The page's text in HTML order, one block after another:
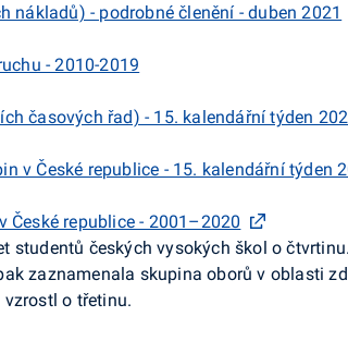
nákladů) - podrobné členění - duben 2021
- 2010-2019
časových řad) - 15. kalendářní týden
v České republice - 15. kalendářní týden
republice - 2001–2020
studentů českých vysokých škol o
zaznamenala skupina oborů v oblasti
o třetinu.